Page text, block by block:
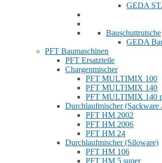
GEDA
Bauschuttrutsche
GEDA
PFT Baumaschinen
PFT Ersatzteile
Chargenmischer
PFT MULTIMIX 100
PFT MULTIMIX 140
PFT MULTIMIX 140
Durchlaufmischer (Sackware
PFT HM 2002
PFT HM 2006
PFT HM 24
Durchlaufmischer (Siloware)
PFT HM 106
PFT HM 5 super